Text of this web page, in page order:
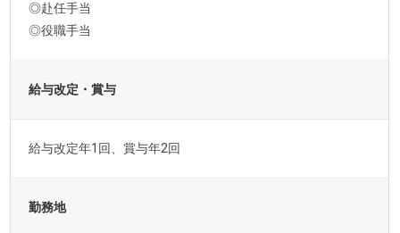
◎赴任手当
◎役職手当
給与改定・賞与
給与改定年1回、賞与年2回
勤務地